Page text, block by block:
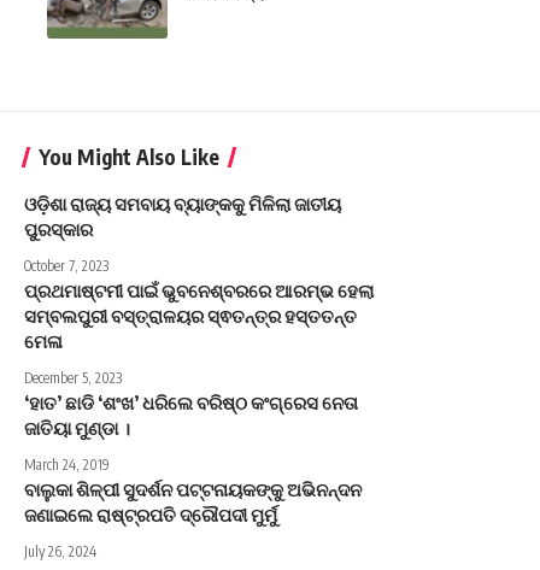
You Might Also Like
ଓଡ଼ିଶା ରାଜ୍ୟ ସମବାୟ ବ୍ୟାଙ୍କକୁ ମିଳିଲା ଜାତୀୟ
ପୁରସ୍କାର
October 7, 2023
ପ୍ରଥମାଷ୍ଟମୀ ପାଇଁ ଭୁବନେଶ୍ବରରେ ଆରମ୍ଭ ହେଲା
ସମ୍ବଲପୁରୀ ବସ୍ତ୍ରାଳୟର ସ୍ଵତନ୍ତ୍ର ହସ୍ତତନ୍ତ
ମେଳା
December 5, 2023
‘ହାତ’ ଛାଡି ‘ଶଂଖ’ ଧରିଲେ ବରିଷ୍ଠ କଂଗ୍ରେସ ନେତା
ଜାତିୟା ମୁଣ୍ଡା ।
March 24, 2019
ବାଲୁକା ଶିଳ୍ପୀ ସୁଦର୍ଶନ ପଟ୍ଟନାୟକଙ୍କୁ ଅଭିନନ୍ଦନ
ଜଣାଇଲେ ରାଷ୍ଟ୍ରପତି ଦ୍ରୌପଦୀ ମୁର୍ମୁ
July 26, 2024